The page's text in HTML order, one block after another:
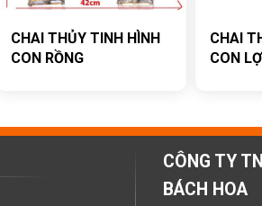
CHAI THỦY TINH HÌNH
CON RỒNG
CHAI
CON
CÔNG TY
BÁCH HOA